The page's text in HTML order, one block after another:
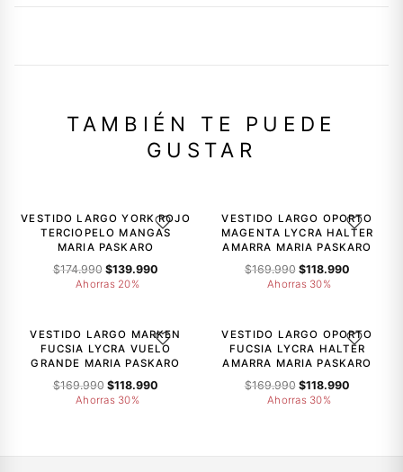
TAMBIÉN TE PUEDE
GUSTAR
AGREGAR A LA LISTA DE DESEOS
VESTIDO LARGO YORK ROJO
TERCIOPELO MANGAS
MARIA PASKARO
$174.990 El
precio
$174.990.
$139.990
El
precio
$139.990.
Ahorras 20%
AGREGAR
VESTIDO LARGO OPORTO
MAGENTA LYCRA HALTER
AMARRA MARIA PASKARO
$169.990 El
precio
$169.990.
$118.990
El
precio
$118.990.
Ahorras 30%
AGREGAR A LA LISTA DE DESEOS
VESTIDO LARGO MARKEN
FUCSIA LYCRA VUELO
GRANDE MARIA PASKARO
$169.990 El
precio
$118.990
El
precio
Ahorras 30%
AGREGAR
VESTIDO LARGO OPORTO
FUCSIA LYCRA HALTER
AMARRA MARIA PASKARO
$169.990 El
precio
$118.990
El
precio
Ahorras 30%